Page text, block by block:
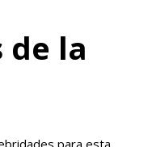
de la